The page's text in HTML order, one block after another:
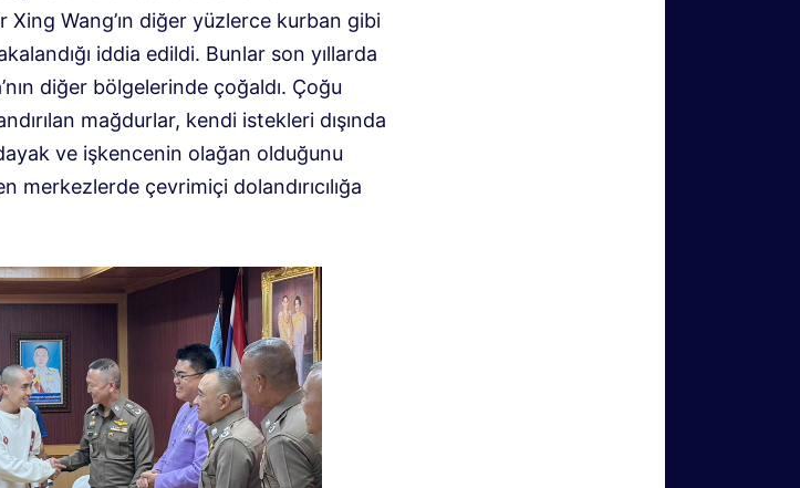
Wang’ın diğer yüzlerce kurban gibi
iddia edildi. Bunlar son yıllarda
diğer bölgelerinde çoğaldı. Çoğu
mağdurlar, kendi istekleri dışında
ve işkencenin olağan olduğunu
merkezlerde çevrimiçi dolandırıcılığa